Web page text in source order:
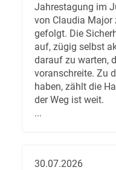
Jahrestagung im
von Claudia Major
gefolgt. Die
auf, zügig selbst
darauf zu warten,
voranschreite. Zu
haben, zählt die
der Weg ist weit.
...
30.07.2026